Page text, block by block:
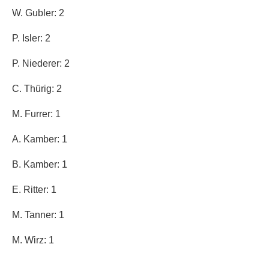
W. Gubler: 2
P. Isler: 2
P. Niederer: 2
C. Thürig: 2
M. Furrer: 1
A. Kamber: 1
B. Kamber: 1
E. Ritter: 1
M. Tanner: 1
M. Wirz: 1